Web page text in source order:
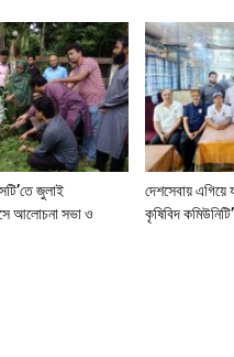
জুলাই
আলোচনা সভা ও
দেশসেবায়
কৃষিবিদ